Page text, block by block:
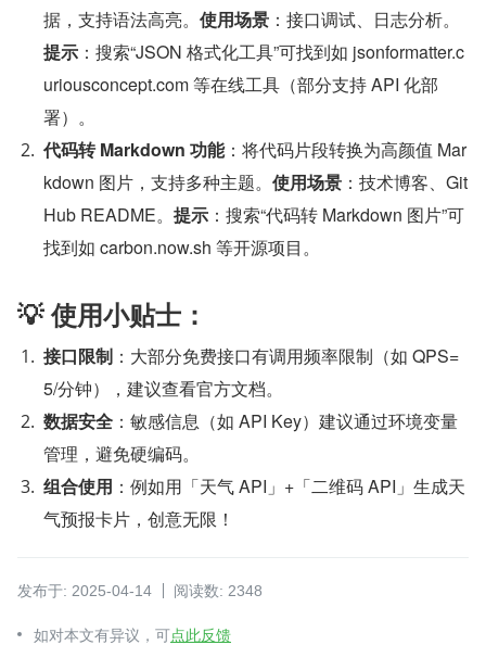
据，支持语法高亮。 使用场景 ：接口调试、日志分析。
提示 ：搜索“JSON 格式化工具”可找到如 jsonformatter.c
uriousconcept.com 等在线工具（部分支持 API 化部
署）。
代码转 Markdown 功能：将代码片段转换为高颜值 Mar
kdown 图片，支持多种主题。 使用场景 ：技术博客、Git
Hub README。 提示 ：搜索“代码转 Markdown 图片”可
找到如 carbon.now.sh 等开源项目。
💡 使用小贴士：
接口限制 ：大部分免费接口有调用频率限制（如 QPS=
5/分钟），建议查看官方文档。
数据安全 ：敏感信息（如 API Key）建议通过环境变量
管理，避免硬编码。
组合使用 ：例如用「天气 API」+「二维码 API」生成天
气预报卡片，创意无限！
发布于: 2025-04-14 阅读数: 2348
如对本文有异议，可点此反馈